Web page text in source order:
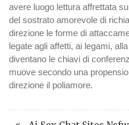
avere luogo lettura affrettata
del sostrato amorevole di
direzione le forme di
legate agli affetti, ai legami,
diventano le chiavi di
muove secondo una
direzione il poliamore.